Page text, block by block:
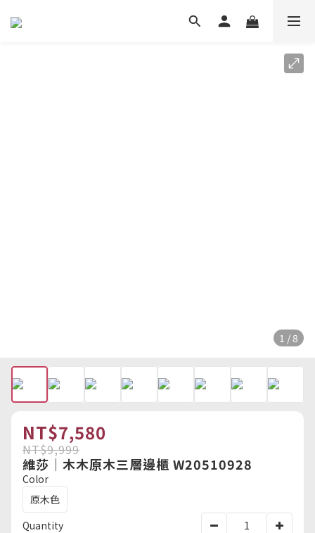
1 / 8
NT$7,580
NT$9,999
維莎｜木木原木三層邊櫃 W20510928
Color
原木色
Quantity